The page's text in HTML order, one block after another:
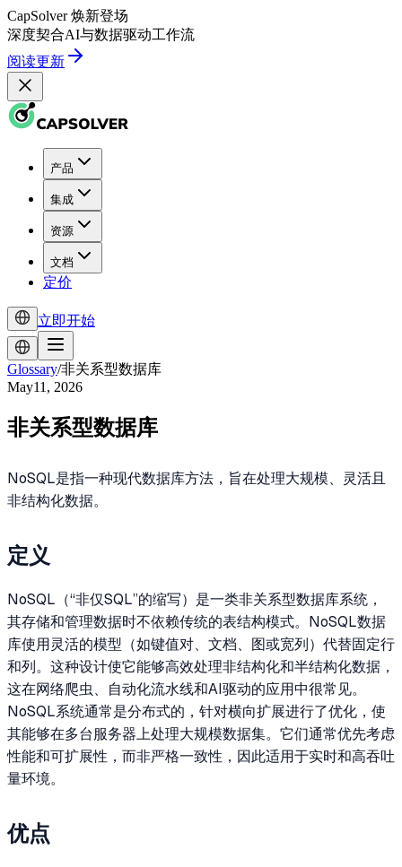
CapSolver 焕新登场
深度契合AI与数据驱动工作流
阅读更新
产品
集成
资源
文档
定价
立即开始
Glossary/非关系型数据库
May11, 2026
非关系型数据库
NoSQL是指一种现代数据库方法，旨在处理大规模、灵活且
非结构化数据。
定义
NoSQL（“非仅SQL”的缩写）是一类非关系型数据库系统，
其存储和管理数据时不依赖传统的表结构模式。NoSQL数据
库使用灵活的模型（如键值对、文档、图或宽列）代替固定行
和列。这种设计使它能够高效处理非结构化和半结构化数据，
这在网络爬虫、自动化流水线和AI驱动的应用中很常见。
NoSQL系统通常是分布式的，针对横向扩展进行了优化，使
其能够在多台服务器上处理大规模数据集。它们通常优先考虑
性能和可扩展性，而非严格一致性，因此适用于实时和高吞吐
量环境。
优点